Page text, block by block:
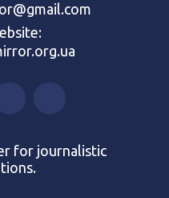
for journalistic